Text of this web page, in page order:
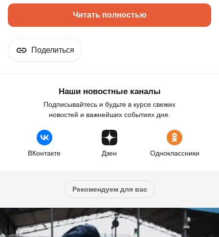
Читать полностью
Поделиться
Наши новостные каналы
Подписывайтесь и будьте в курсе свежих
новостей и важнейших событиях дня.
ВКонтакте Дзен Одноклассники
Рекомендуем для вас